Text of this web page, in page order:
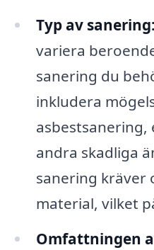
Typ av sanering:
variera
sanering du
inkludera
asbestsanering,
andra skadliga
sanering kräver
material, vilket
Omfattningen